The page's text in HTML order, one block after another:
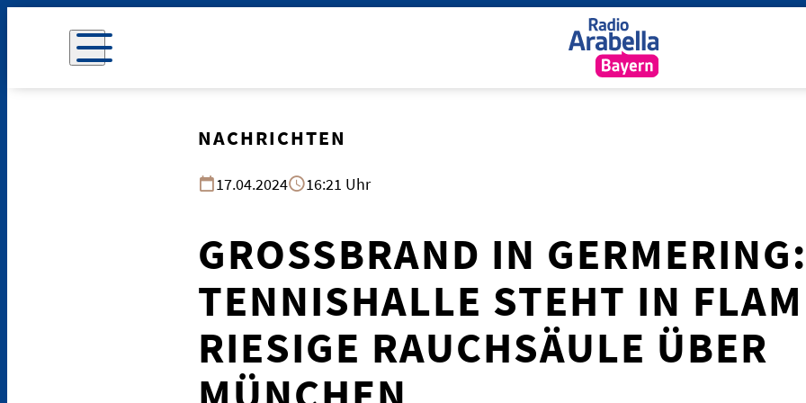
NACHRICHTEN
17.04.2024 16:21 Uhr
GROSSBRAND IN GERMERING:
ENNISHALLE STEHT IN
IESIGE RAUCHSÄULE ÜBER M